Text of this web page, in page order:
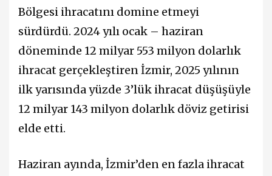
Bölgesi ihracatını domine etmeyi
sürdürdü. 2024 yılı ocak – haziran
döneminde 12 milyar 553 milyon dolarlık
ihracat gerçekleştiren İzmir, 2025 yılının
ilk yarısında yüzde 3’lük ihracat düşüşüyle
12 milyar 143 milyon dolarlık döviz getirisi
elde etti.
Haziran ayında, İzmir’den en fazla ihracat